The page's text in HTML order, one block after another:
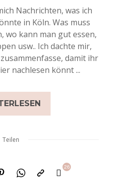
Nachrichten, was ich
in Köln. Was muss
wo kann man gut essen,
usw.. Ich dachte mir,
damit ihr
nachlesen könnt ...
Teilen
26